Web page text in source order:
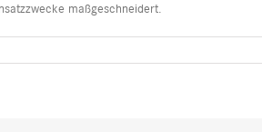
maßgeschneidert.